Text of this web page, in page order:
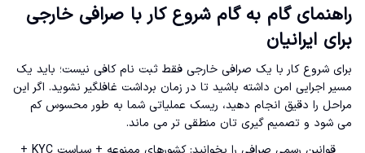
راهنمای گام به گام شروع کار با صرافی خارجی
برای ایرانیان
برای شروع کار با یک صرافی خارجی فقط ثبت نام کافی نیست؛ باید یک
مسیر اجرایی امن داشته باشید تا در زمان برداشت غافلگیر نشوید. اگر این
مراحل را دقیق انجام دهید، ریسک عملیاتی شما به طور محسوس کم
می شود و تصمیم گیری تان منطقی تر می ماند.